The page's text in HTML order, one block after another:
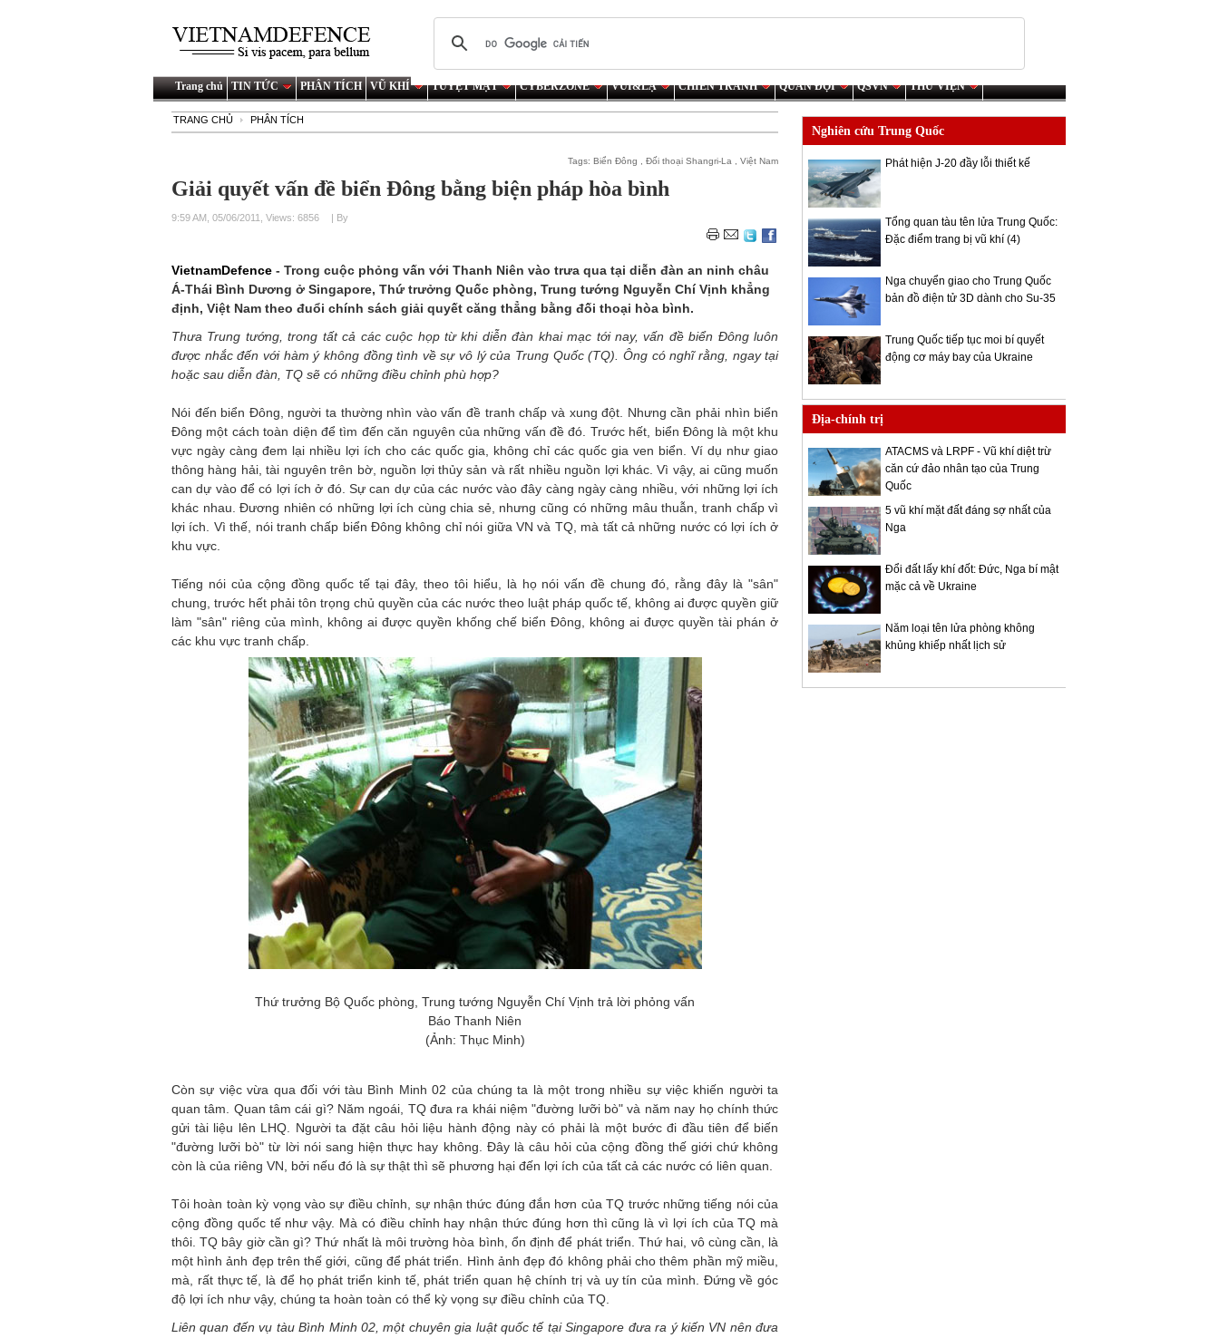
Trang chủ TIN TỨC PHÂN TÍCH VŨ KHÍ TUYỆT MẬT CYBERZONE VUI&LẠ CHIẾN TRANH QUÂN ĐỘI QSVN THƯ VIỆN
TRANG CHỦ PHÂN TÍCH
Tags:Biển Đông ,Đối thoại Shangri-La ,Việt Nam
Giải quyết vấn đề biển Đông bằng biện pháp hòa bình
9:59 AM, 05/06/2011, Views: 6856 | By
VietnamDefence - Trong cuộc phỏng vấn với Thanh Niên vào trưa qua tại diễn đàn an ninh châu
Á-Thái Bình Dương ở Singapore, Thứ trưởng Quốc phòng, Trung tướng Nguyễn Chí Vịnh khẳng
định, Việt Nam theo đuổi chính sách giải quyết căng thẳng bằng đối thoại hòa bình.
Thưa Trung tướng, trong tất cả các cuộc họp từ khi diễn đàn khai mạc tới nay, vấn đề biển Đông luôn
được nhắc đến với hàm ý không đồng tình về sự vô lý của Trung Quốc (TQ). Ông có nghĩ rằng, ngay tại
hoặc sau diễn đàn, TQ sẽ có những điều chỉnh phù hợp?
Nói đến biển Đông, người ta thường nhìn vào vấn đề tranh chấp và xung đột. Nhưng cần phải nhìn biển
Đông một cách toàn diện để tìm đến căn nguyên của những vấn đề đó. Trước hết, biển Đông là một khu
vực ngày càng đem lại nhiều lợi ích cho các quốc gia, không chỉ các quốc gia ven biển. Ví dụ như giao
thông hàng hải, tài nguyên trên bờ, nguồn lợi thủy sản và rất nhiều nguồn lợi khác. Vì vậy, ai cũng muốn
can dự vào để có lợi ích ở đó. Sự can dự của các nước vào đây càng ngày càng nhiều, với những lợi ích
khác nhau. Đương nhiên có những lợi ích cùng chia sẻ, nhưng cũng có những mâu thuẫn, tranh chấp vì
lợi ích. Vì thế, nói tranh chấp biển Đông không chỉ nói giữa VN và TQ, mà tất cả những nước có lợi ích ở
khu vực.
Tiếng nói của cộng đồng quốc tế tại đây, theo tôi hiểu, là họ nói vấn đề chung đó, rằng đây là "sân"
chung, trước hết phải tôn trọng chủ quyền của các nước theo luật pháp quốc tế, không ai được quyền giữ
làm "sân" riêng của mình, không ai được quyền khống chế biển Đông, không ai được quyền tài phán ở
các khu vực tranh chấp.
Thứ trưởng Bộ Quốc phòng, Trung tướng Nguyễn Chí Vịnh trả lời phỏng vấn
Báo Thanh Niên
(Ảnh: Thục Minh)
Còn sự việc vừa qua đối với tàu Bình Minh 02 của chúng ta là một trong nhiều sự việc khiến người ta
quan tâm. Quan tâm cái gì? Năm ngoái, TQ đưa ra khái niệm "đường lưỡi bò" và năm nay họ chính thức
gửi tài liệu lên LHQ. Người ta đặt câu hỏi liệu hành động này có phải là một bước đi đầu tiên để biến
"đường lưỡi bò" từ lời nói sang hiện thực hay không. Đây là câu hỏi của cộng đồng thế giới chứ không
còn là của riêng VN, bởi nếu đó là sự thật thì sẽ phương hại đến lợi ích của tất cả các nước có liên quan.
Tôi hoàn toàn kỳ vọng vào sự điều chỉnh, sự nhận thức đúng đắn hơn của TQ trước những tiếng nói của
cộng đồng quốc tế như vậy. Mà có điều chỉnh hay nhận thức đúng hơn thì cũng là vì lợi ích của TQ mà
thôi. TQ bây giờ cần gì? Thứ nhất là môi trường hòa bình, ổn định để phát triển. Thứ hai, vô cùng cần, là
một hình ảnh đẹp trên thế giới, cũng để phát triển. Hình ảnh đẹp đó không phải cho thêm phần mỹ miều,
mà, rất thực tế, là để họ phát triển kinh tế, phát triển quan hệ chính trị và uy tín của mình. Đứng về góc
độ lợi ích như vậy, chúng ta hoàn toàn có thể kỳ vọng sự điều chỉnh của TQ.
Liên quan đến vụ tàu Bình Minh 02, một chuyên gia luật quốc tế tại Singapore đưa ra ý kiến VN nên đưa
Nghiên cứu Trung Quốc
Phát hiện J-20 đầy lỗi thiết kế
Tổng quan tàu tên lửa Trung Quốc:
Đặc điểm trang bị vũ khí (4)
Nga chuyển giao cho Trung Quốc
bản đồ điện tử 3D dành cho Su-35
Trung Quốc tiếp tục moi bí quyết
động cơ máy bay của Ukraine
Địa-chính trị
ATACMS và LRPF - Vũ khí diệt trừ
căn cứ đảo nhân tạo của Trung
Quốc
5 vũ khí mặt đất đáng sợ nhất của
Nga
Đổi đất lấy khí đốt: Đức, Nga bí mật
mặc cả về Ukraine
Năm loại tên lửa phòng không
khủng khiếp nhất lịch sử